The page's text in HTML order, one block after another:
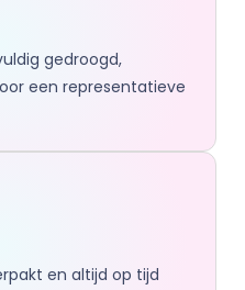
gedroogd,
een representatieve
en altijd op tijd